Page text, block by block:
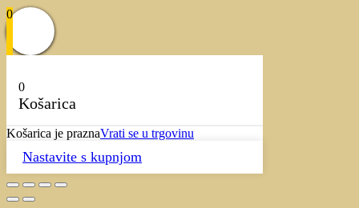
0
0
Košarica
Košarica je praznaVrati se u trgovinu
Nastavite s kupnjom